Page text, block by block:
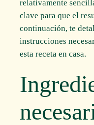
relativamente
clave para que el
continuación, te
instrucciones
esta receta en casa.